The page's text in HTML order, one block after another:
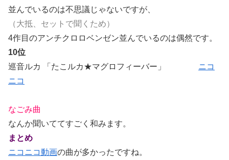
並んでいるのは不思議じゃないですが、
（大抵、セットで聞くため）
4作目のアンチクロロベンゼン並んでいるのは偶然です。
10位
巡音ルカ 「たこルカ★マグロフィーバー」 ニコ
ニコ
なごみ曲
なんか聞いててすごく和みます。
まとめ
ニコニコ動画の曲が多かったですね。